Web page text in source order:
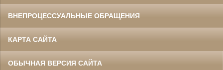
ВНЕПРОЦЕССУАЛЬНЫЕ ОБРАЩЕНИЯ
КАРТА САЙТА
ОБЫЧНАЯ ВЕРСИЯ САЙТА